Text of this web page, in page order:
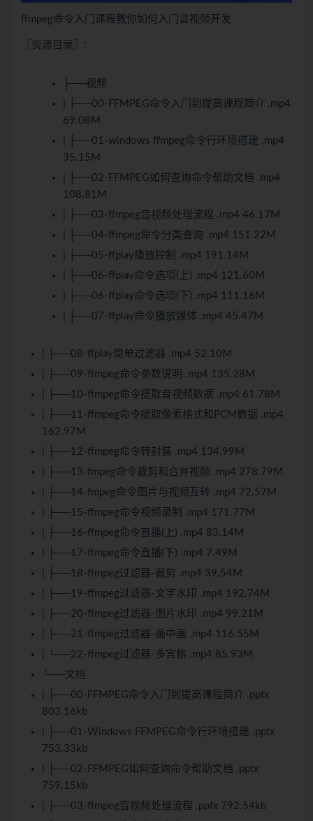
ffmpeg命令入门课程教你如何入门音视频开发
〖资源目录〗:
├──视频
| ├──00-FFMPEG命令入门到提高课程简介 .mp4
69.08M
| ├──01-windows ffmpeg命令行环境搭建 .mp4
35.15M
| ├──02-FFMPEG如何查询命令帮助文档 .mp4
108.81M
| ├──03-ffmpeg音视频处理流程 .mp4 46.17M
| ├──04-ffmpeg命令分类查询 .mp4 151.22M
| ├──05-ffplay播放控制 .mp4 191.14M
| ├──06-ffplay命令选项(上) .mp4 121.60M
| ├──06-ffplay命令选项(下) .mp4 111.16M
| ├──07-ffplay命令播放媒体 .mp4 45.47M
| ├──08-ffplay简单过滤器 .mp4 52.10M
| ├──09-ffmpeg命令参数说明 .mp4 135.28M
| ├──10-ffmpeg命令提取音视频数据 .mp4 61.78M
| ├──11-ffmpeg命令提取像素格式和PCM数据 .mp4
162.97M
| ├──12-ffmpeg命令转封装 .mp4 134.99M
| ├──13-fmpeg命令裁剪和合并视频 .mp4 278.79M
| ├──14-fmpeg命令图片与视频互转 .mp4 72.57M
| ├──15-ffmpeg命令视频录制 .mp4 171.77M
| ├──16-ffmpeg命令直播(上) .mp4 83.14M
| ├──17-ffmpeg命令直播(下) .mp4 7.49M
| ├──18-ffmpeg过滤器-裁剪 .mp4 39.54M
| ├──19-ffmpeg过滤器-文字水印 .mp4 192.74M
| ├──20-ffmpeg过滤器-图片水印 .mp4 99.21M
| ├──21-ffmpeg过滤器-画中画 .mp4 116.55M
| └──22-ffmpeg过滤器-多宫格 .mp4 85.93M
└──文档
| ├──00-FFMPEG命令入门到提高课程简介 .pptx
803.16kb
| ├──01-Windows FFMPEG命令行环境搭建 .pptx
753.33kb
| ├──02-FFMPEG如何查询命令帮助文档 .pptx
759.15kb
| ├──03-ffmpeg音视频处理流程 .pptx 792.54kb